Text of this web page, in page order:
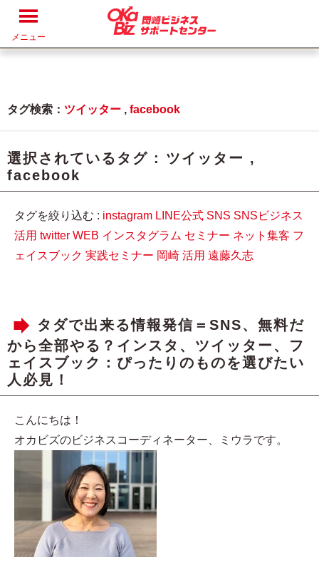
メニュー
タグ検索： ツイッター , facebook
選択されているタグ : ツイッター ,
facebook
タグを絞り込む : instagram LINE公式 SNS SNSビジネス
活用 twitter WEB インスタグラム セミナー ネット集客 フ
ェイスブック 実践セミナー 岡崎 活用 遠藤久志
タダで出来る情報発信＝SNS、無料だ
から全部やる？インスタ、ツイッター、フ
ェイスブック：ぴったりのものを選びたい
人必見！
こんにちは！
オカビズのビジネスコーディネーター、ミウラです。